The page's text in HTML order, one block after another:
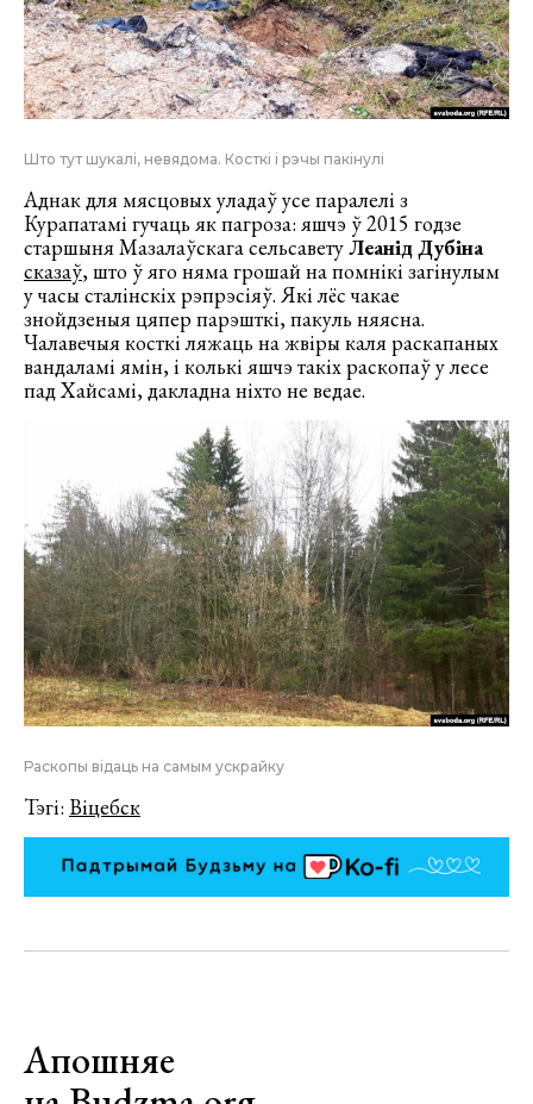
Што тут шукалі, невядома. Косткі і рэчы пакінулі
Аднак для мясцовых уладаў усе паралелі з
Курапатамі гучаць як пагроза: яшчэ ў 2015 годзе
старшыня Мазалаўскага сельсаветуЛеанід Дубіна
сказаў, што ў яго няма грошай на помнікі загінулым
у часы cталінскіх рэпрэсіяў. Які лёс чакае
знойдзеныя цяпер парэшткі, пакуль няясна.
Чалавечыя косткі ляжаць на жвіры каля раскапаных
вандаламі ямін, і колькі яшчэ такіх раскопаў у лесе
пад Хайсамі, дакладна ніхто не ведае.
Раскопы відаць на самым ускрайку
Тэгі: Віцебск
Апошняе